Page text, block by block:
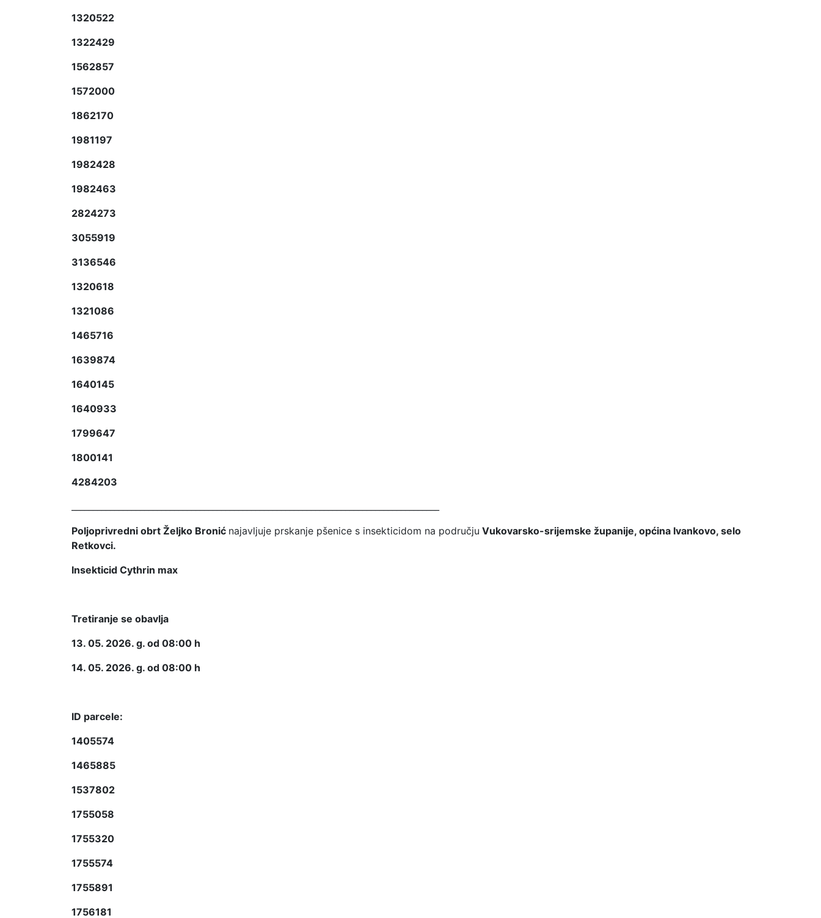
1320522
1322429
1562857
1572000
1862170
1981197
1982428
1982463
2824273
3055919
3136546
1320618
1321086
1465716
1639874
1640145
1640933
1799647
1800141
4284203
Poljoprivredni obrt Željko Bronić najavljuje prskanje pšenice s insekticidom na području Vukovarsko-srijemske županije, općina Ivankovo, selo
Retkovci.
Insekticid Cythrin max
Tretiranje se obavlja
13. 05. 2026. g. od 08:00 h
14. 05. 2026. g. od 08:00 h
ID parcele:
1405574
1465885
1537802
1755058
1755320
1755574
1755891
1756181